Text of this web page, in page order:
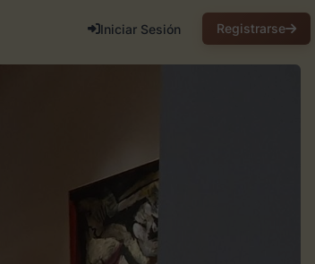
Iniciar Sesión Registrarse